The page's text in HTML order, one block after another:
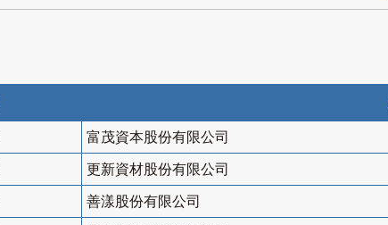
富茂資本股份有限公司
更新資材股份有限公司
善漾股份有限公司